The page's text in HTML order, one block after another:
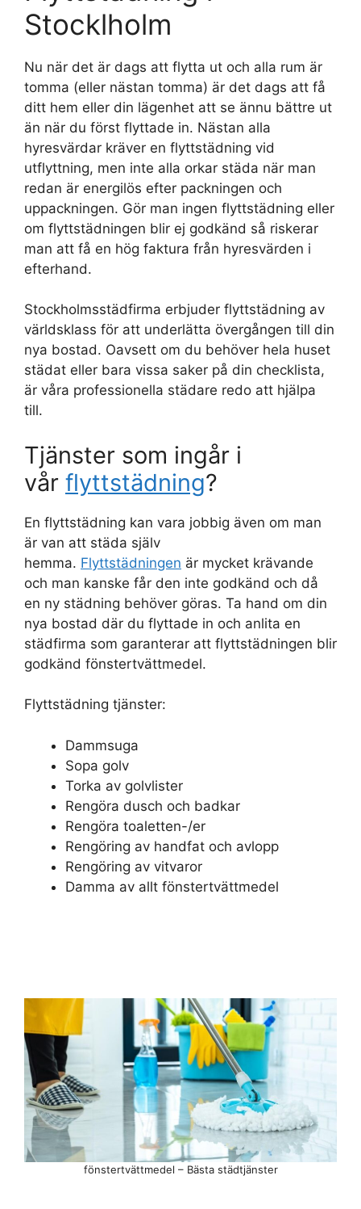
Stocklholm
Nu när det är dags att flytta ut och alla rum är
tomma (eller nästan tomma) är det dags att få
ditt hem eller din lägenhet att se ännu bättre ut
än när du först flyttade in. Nästan alla
hyresvärdar kräver en flyttstädning vid
utflyttning, men inte alla orkar städa när man
redan är energilös efter packningen och
uppackningen. Gör man ingen flyttstädning eller
om flyttstädningen blir ej godkänd så riskerar
man att få en hög faktura från hyresvärden i
efterhand.
Stockholmsstädfirma erbjuder flyttstädning av
världsklass för att underlätta övergången till din
nya bostad. Oavsett om du behöver hela huset
städat eller bara vissa saker på din checklista,
är våra professionella städare redo att hjälpa
till.
Tjänster som ingår i
vår flyttstädning?
En flyttstädning kan vara jobbig även om man
är van att städa själv
hemma. Flyttstädningen är mycket krävande
och man kanske får den inte godkänd och då
en ny städning behöver göras. Ta hand om din
nya bostad där du flyttade in och anlita en
städfirma som garanterar att flyttstädningen blir
godkänd fönstertvättmedel.
Flyttstädning tjänster:
Dammsuga
Sopa golv
Torka av golvlister
Rengöra dusch och badkar
Rengöra toaletten-/er
Rengöring av handfat och avlopp
Rengöring av vitvaror
Damma av allt fönstertvättmedel
fönstertvättmedel – Bästa städtjänster